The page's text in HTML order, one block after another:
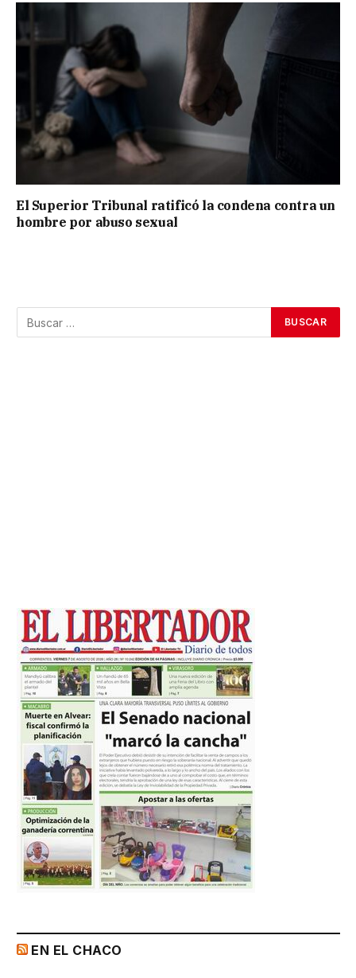
El Superior Tribunal ratificó la condena contra un
hombre por abuso sexual
EN EL CHACO